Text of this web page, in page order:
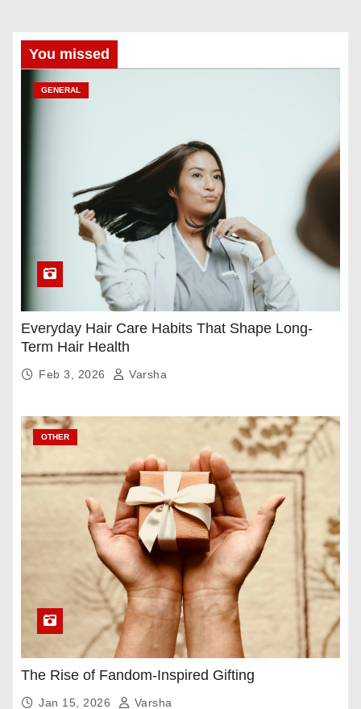
You missed
GENERAL
Everyday Hair Care Habits That Shape Long-
Term Hair Health
Feb 3, 2026 Varsha
OTHER
The Rise of Fandom-Inspired Gifting
Jan 15, 2026 Varsha